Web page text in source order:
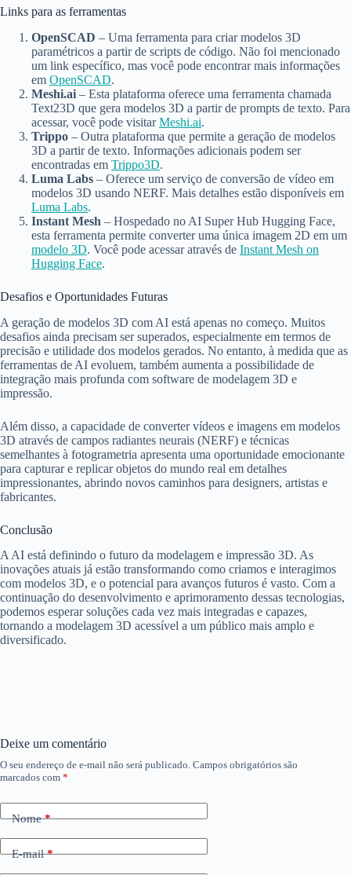
Links para as ferramentas
OpenSCAD – Uma ferramenta para criar modelos 3D
paramétricos a partir de scripts de código. Não foi mencionado
um link específico, mas você pode encontrar mais informações
em OpenSCAD.
Meshi.ai – Esta plataforma oferece uma ferramenta chamada
Text23D que gera modelos 3D a partir de prompts de texto. Para
acessar, você pode visitarMeshi.ai.
Trippo – Outra plataforma que permite a geração de modelos
3D a partir de texto. Informações adicionais podem ser
encontradas em Trippo3D.
Luma Labs – Oferece um serviço de conversão de vídeo em
modelos 3D usando NERF. Mais detalhes estão disponíveis em
Luma Labs.
Instant Mesh – Hospedado no AI Super Hub Hugging Face,
esta ferramenta permite converter uma única imagem 2D em um
modelo 3D. Você pode acessar através de Instant Mesh on
Hugging Face.
Desafios e Oportunidades Futuras
A geração de modelos 3D com AI está apenas no começo. Muitos
desafios ainda precisam ser superados, especialmente em termos de
precisão e utilidade dos modelos gerados. No entanto, à medida que as
ferramentas de AI evoluem, também aumenta a possibilidade de
integração mais profunda com software de modelagem 3D e
impressão.
Além disso, a capacidade de converter vídeos e imagens em modelos
3D através de campos radiantes neurais (NERF) e técnicas
semelhantes à fotogrametria apresenta uma oportunidade emocionante
para capturar e replicar objetos do mundo real em detalhes
impressionantes, abrindo novos caminhos para designers, artistas e
fabricantes.
Conclusão
A AI está definindo o futuro da modelagem e impressão 3D. As
inovações atuais já estão transformando como criamos e interagimos
com modelos 3D, e o potencial para avanços futuros é vasto. Com a
continuação do desenvolvimento e aprimoramento dessas tecnologias,
podemos esperar soluções cada vez mais integradas e capazes,
tornando a modelagem 3D acessível a um público mais amplo e
diversificado.
Deixe um comentário
O seu endereço de e-mail não será publicado. Campos obrigatórios são
marcados com *
Nome*
E-mail*